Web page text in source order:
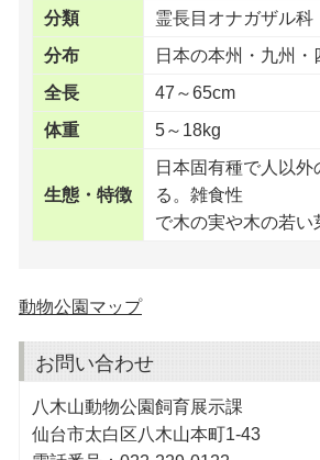
分類
霊長目オナガザル科
分布
日本の本州・九州・
全長
47～65cm
体重
5～18kg
生態・特徴
日本固有種で人以
る。雑食性
で木の実や木の若
動物公園マップ
お問い合わせ
八木山動物公園飼育展示課
仙台市太白区八木山本町1-43